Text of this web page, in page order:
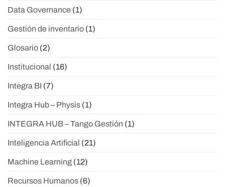
Data Governance (1)
Gestión de inventario (1)
Glosario (2)
Institucional (16)
Integra BI (7)
Integra Hub – Physis (1)
INTEGRA HUB – Tango Gestión (1)
Inteligencia Artificial (21)
Machine Learning (12)
Recursos Humanos (6)